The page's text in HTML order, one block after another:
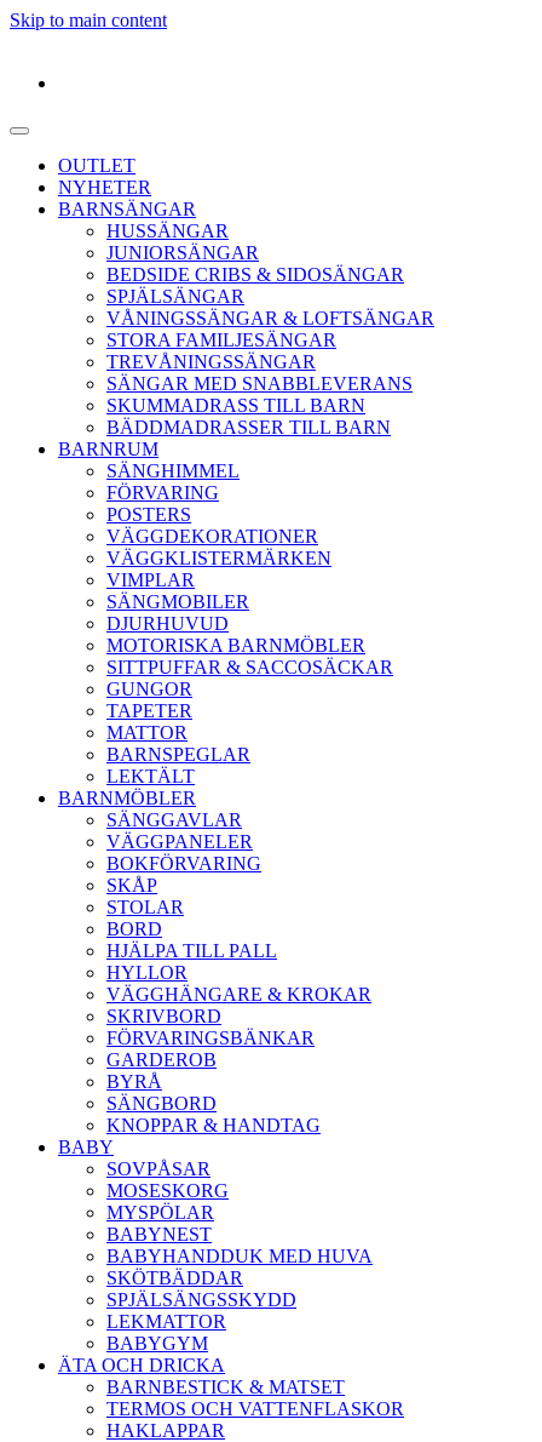
Skip to main content
OUTLET
NYHETER
BARNSÄNGAR
HUSSÄNGAR
JUNIORSÄNGAR
BEDSIDE CRIBS & SIDOSÄNGAR
SPJÄLSÄNGAR
VÅNINGSSÄNGAR & LOFTSÄNGAR
STORA FAMILJESÄNGAR
TREVÅNINGSSÄNGAR
SÄNGAR MED SNABBLEVERANS
SKUMMADRASS TILL BARN
BÄDDMADRASSER TILL BARN
BARNRUM
SÄNGHIMMEL
FÖRVARING
POSTERS
VÄGGDEKORATIONER
VÄGGKLISTERMÄRKEN
VIMPLAR
SÄNGMOBILER
DJURHUVUD
MOTORISKA BARNMÖBLER
SITTPUFFAR & SACCOSÄCKAR
GUNGOR
TAPETER
MATTOR
BARNSPEGLAR
LEKTÄLT
BARNMÖBLER
SÄNGGAVLAR
VÄGGPANELER
BOKFÖRVARING
SKÅP
STOLAR
BORD
HJÄLPA TILL PALL
HYLLOR
VÄGGHÄNGARE & KROKAR
SKRIVBORD
FÖRVARINGSBÄNKAR
GARDEROB
BYRÅ
SÄNGBORD
KNOPPAR & HANDTAG
BABY
SOVPÅSAR
MOSESKORG
MYSPÖLAR
BABYNEST
BABYHANDDUK MED HUVA
SKÖTBÄDDAR
SPJÄLSÄNGSSKYDD
LEKMATTOR
BABYGYM
ÄTA OCH DRICKA
BARNBESTICK & MATSET
TERMOS OCH VATTENFLASKOR
HAKLAPPAR